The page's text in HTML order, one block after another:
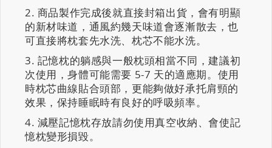
商品製作完成後就直接封箱出貨，會有明顯
的新材味道，通風約幾天味道會逐漸散去，也
可直接將枕套先水洗、枕芯不能水洗。
記憶枕的躺感與一般枕頭相當不同，建議初
次使用，身體可能需要 5-7 天的適應期。使用
時枕芯曲線貼合頭部，更能夠做好承托肩頸的
效果，保持睡眠時有良好的呼吸頻率。
減壓記憶枕存放請勿使用真空收納、會使記
憶枕變形損毀。